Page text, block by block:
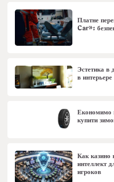
Платне
Car»:
Эстетика в
в интерьере
Економимо
купити
Как казино
интеллект
игроков